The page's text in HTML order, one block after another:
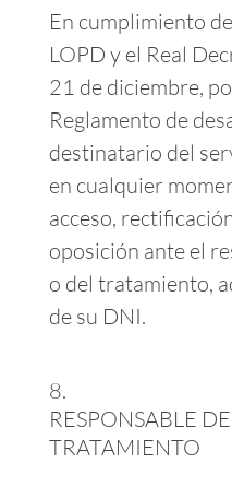
En cumplimiento
LOPD y el Real
21 de diciembre,
Reglamento de
destinatario del
en cualquier
acceso,
oposición ante el
o del tratamiento,
de su DNI.
RESPONSABLE
TRATAMIENTO